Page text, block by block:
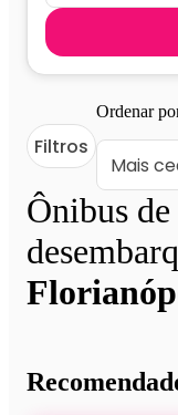
Ônibus de
Filtros
Ordenar